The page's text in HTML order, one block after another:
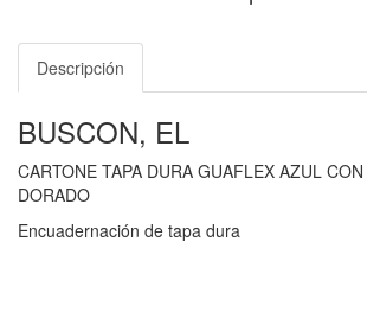
Descripción
BUSCON, EL
CARTONE TAPA DURA GUAFLEX AZUL
DORADO
Encuadernación de tapa dura